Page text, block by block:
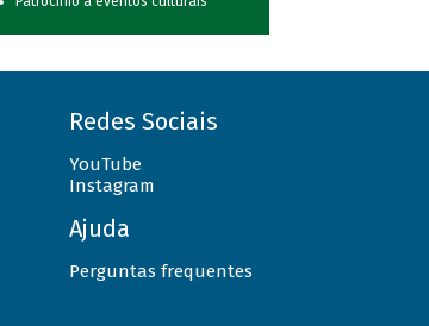
Redes Sociais
YouTube
Instagram
Ajuda
Perguntas frequentes